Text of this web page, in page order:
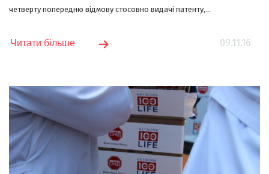
четверту попередню відмову стосовно видачі патенту,...
09.11.16
Читати більше